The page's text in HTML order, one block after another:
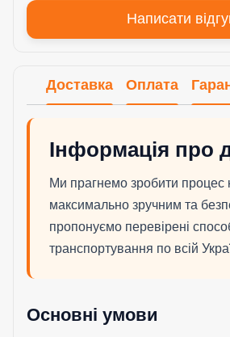
Написати
Доставка Оплата
Інформація про
Ми прагнемо зробити процес
максимально зручним та
пропонуємо перевірені
транспортування по всій
Основні умови